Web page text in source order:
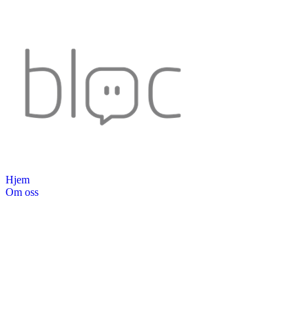
Hjem
Om oss